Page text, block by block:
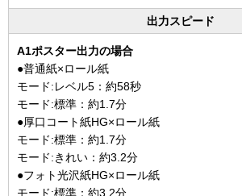
出力スピード
A1ポスター出力の場合
●普通紙×ロール紙
モード:レベル5：約58秒
モード:標準：約1.7分
●厚口コート紙HG×ロール紙
モード:標準：約1.7分
モード:きれい：約3.2分
●フォト光沢紙HG×ロール紙
モード:標準：約3.2分